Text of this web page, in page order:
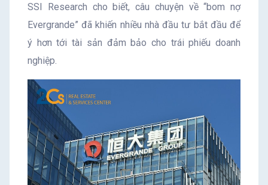
SSI Research cho biết, câu chuyện về “bom nợ
Evergrande” đã khiến nhiều nhà đầu tư bắt đầu để
ý hơn tới tài sản đảm bảo cho trái phiếu doanh
nghiệp.